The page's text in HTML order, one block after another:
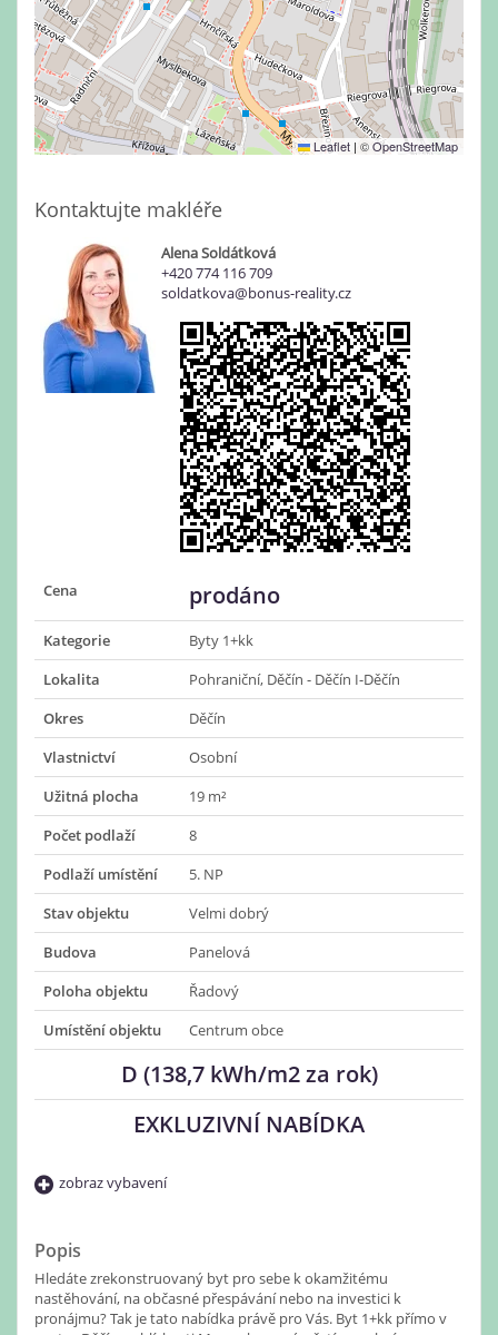
Leaflet | ©OpenStreetMap
Kontaktujte makléře
Alena Soldátková
+420 774 116 709
soldatkova@bonus-reality.cz
Cena prodáno
Kategorie
Byty 1+kk
Lokalita
Pohraniční, Děčín - Děčín I-Děčín
Okres
Děčín
Vlastnictví
Osobní
Užitná plocha
19 m²
Počet podlaží
8
Podlaží umístění
5. NP
Stav objektu
Velmi dobrý
Budova
Panelová
Poloha objektu
Řadový
Umístění objektu
Centrum obce
D (138,7 kWh/m2 za rok)
EXKLUZIVNÍ NABÍDKA
zobraz vybavení
Popis
Hledáte zrekonstruovaný byt pro sebe k okamžitému
nastěhování, na občasné přespávání nebo na investici k
pronájmu? Tak je tato nabídka právě pro Vás. Byt 1+kk přímo v